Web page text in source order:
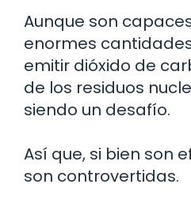
Aunque son
enormes
emitir dióxido de
de los residuos
siendo un desafío.
Así que, si bien son
son controvertidas.